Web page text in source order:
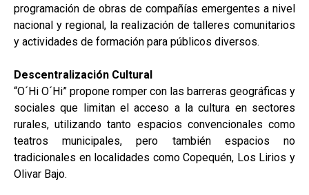
programación de obras de compañías emergentes a nivel
nacional y regional, la realización de talleres comunitarios
y actividades de formación para públicos diversos.
Descentralización Cultural
“O´Hi O´Hi” propone romper con las barreras geográficas y
sociales que limitan el acceso a la cultura en sectores
rurales, utilizando tanto espacios convencionales como
teatros municipales, pero también espacios no
tradicionales en localidades como Copequén, Los Lirios y
Olivar Bajo.